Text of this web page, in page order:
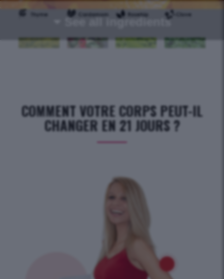
See all ingredients
COMMENT VOTRE CORPS PEUT-IL
CHANGER EN 21 JOURS ?